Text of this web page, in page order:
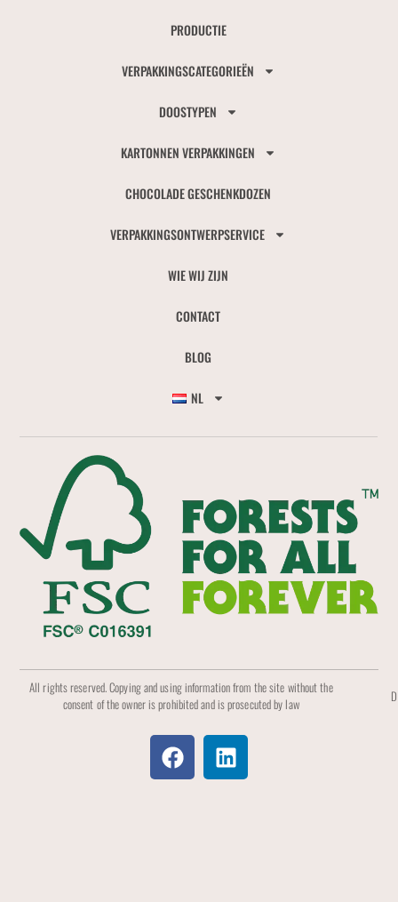
PRODUCTIE
VERPAKKINGSCATEGORIEËN
DOOSTYPEN
KARTONNEN VERPAKKINGEN
CHOCOLADE GESCHENKDOZEN
VERPAKKINGSONTWERPSERVICE
WIE WIJ ZIJN
CONTACT
BLOG
NL
All rights reserved. Copying and using information from the site without the
consent of the owner is prohibited and is prosecuted by law